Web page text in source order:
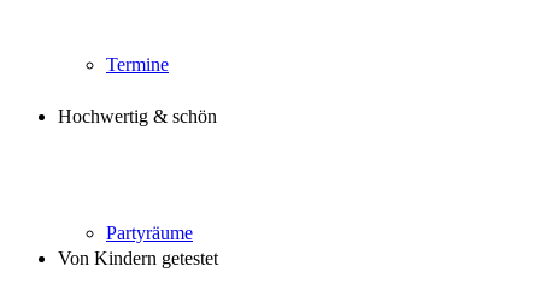
Termine
Partyräume
Hochwertig & schön
Von Kindern getestet